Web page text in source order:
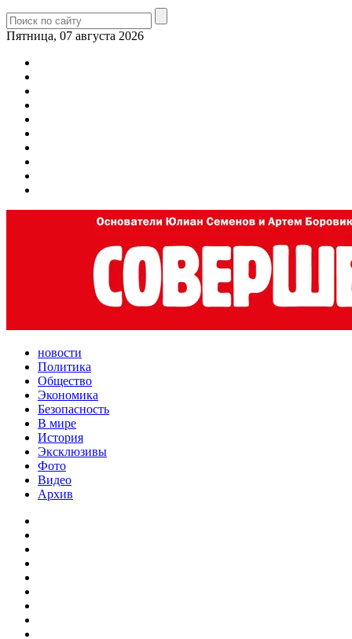
Пятница, 07 августа 2026
новости
Политика
Общество
Экономика
Безопасность
В мире
История
Эксклюзивы
Фото
Видео
Архив